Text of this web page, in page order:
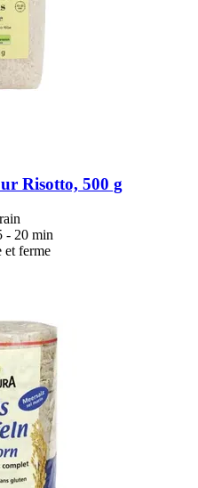
Risotto, 500 g
- 20 min
et ferme